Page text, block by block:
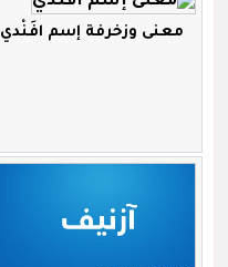
معنى وزخرفة إسم افَنْدي